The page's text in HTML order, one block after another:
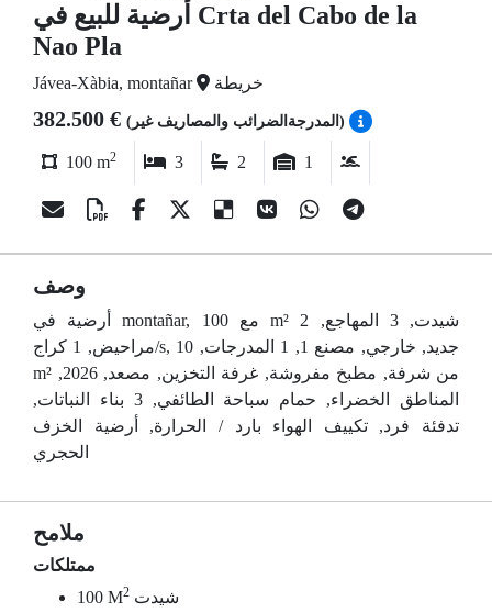
أرضية للبيع في Crta del Cabo de la
Nao Pla
Jávea-Xàbia, montañar خريطة
382.500 € (المدرجةالضرائب والمصاريف غير)
100 m2 3 2 1
وصف
أرضية في montañar, مع 100 m² شيدت, 3 المهاجع, 2
مراحيض, 1 كراج/s, جديد, خارجي, مصنع 1, 1 المدرجات, 10
m² من شرفة, مطبخ مفروشة, غرفة التخزين, مصعد, 2026,
المناطق الخضراء, حمام سباحة الطائفي, 3 بناء النباتات,
تدفئة فرد, تكييف الهواء بارد / الحرارة, أرضية الخزف
الحجري
ملامح
ممتلكات
100 M2 شيدت